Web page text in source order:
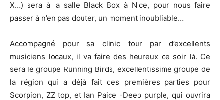
X…) sera à la salle Black Box à Nice, pour nous faire
passer à n’en pas douter, un moment inoubliable…
Accompagné pour sa clinic tour par d’excellents
musiciens locaux, il va faire des heureux ce soir là. Ce
sera le groupe Running Birds, excellentissime groupe de
la région qui a déjà fait des premières parties pour
Scorpion, ZZ top, et Ian Paice -Deep purple, qui ouvrira